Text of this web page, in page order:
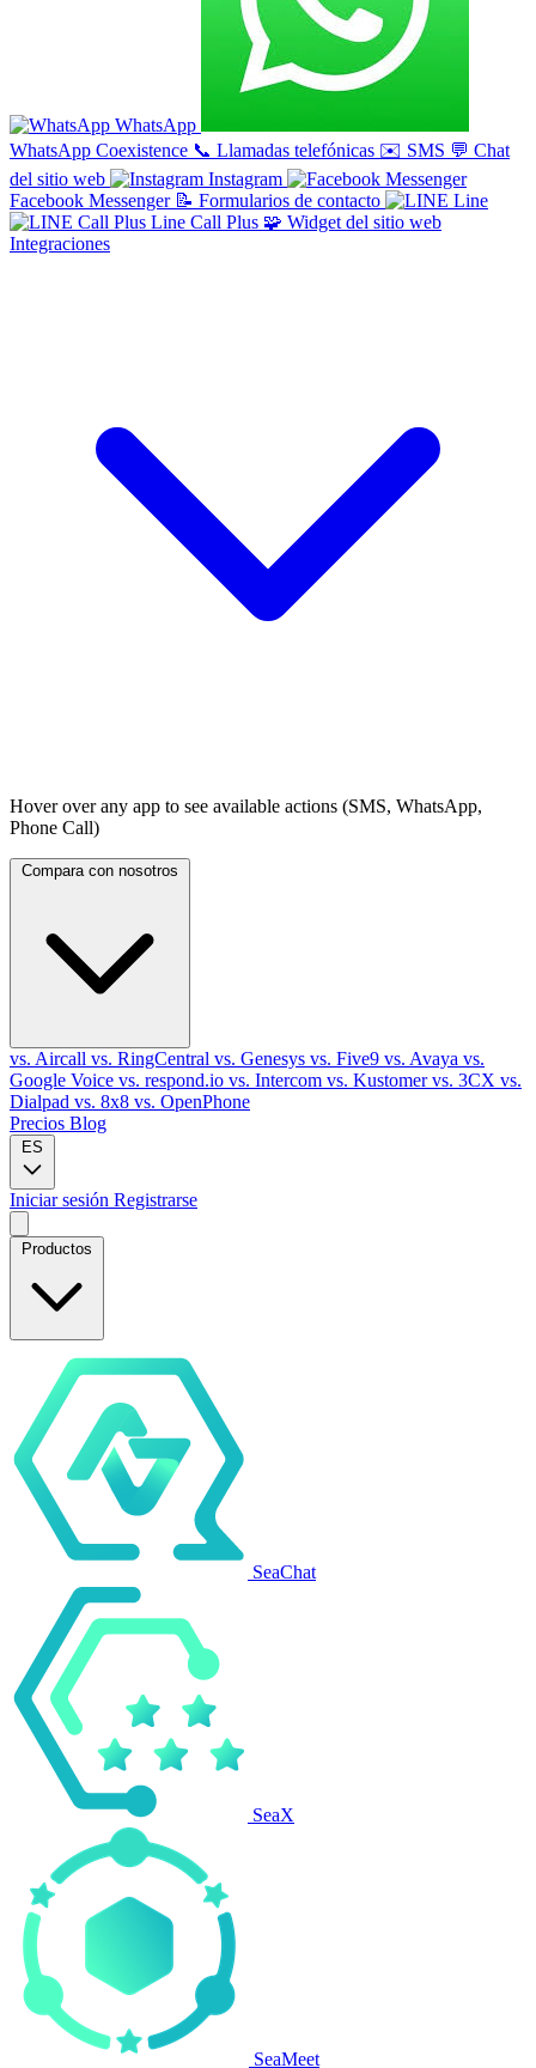
WhatsApp
WhatsApp Coexistence 📞 Llamadas telefónicas ✉️ SMS 💬 Chat
del sitio web
Instagram
Facebook Messenger 📝 Formularios de contacto
Line
Line Call Plus 🧩 Widget del sitio web
Integraciones
Hover over any app to see available actions (SMS, WhatsApp,
Phone Call)
vs. Aircall vs. RingCentral vs. Genesys vs. Five9 vs. Avaya vs.
Google Voice vs. respond.io vs. Intercom vs. Kustomervs. 3CX vs.
Dialpad vs. 8x8 vs. OpenPhone
Precios Blog
ES
Iniciar sesión Registrarse
Productos
SeaChat
SeaX
SeaMeet